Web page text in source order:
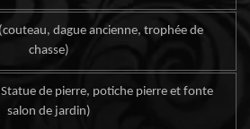
dague ancienne, trophée de
chasse)
de pierre, potiche pierre et fonte
salon de jardin)